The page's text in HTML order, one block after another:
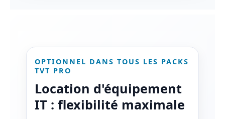
OPTIONNEL DANS TOUS LES PACKS
TVT PRO
Location d'équipement
IT : flexibilité maximale